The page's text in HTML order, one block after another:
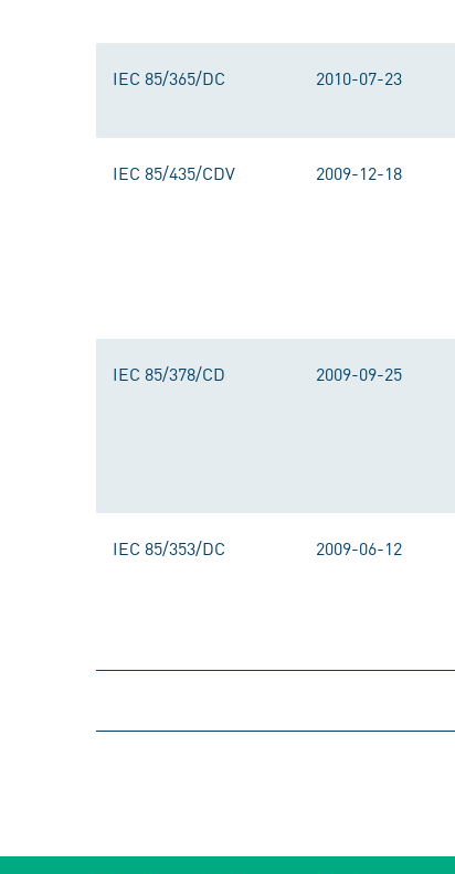
IEC 85/365/DC 2010-07-23
IEC 85/435/CDV 2009-12-18
IEC 85/378/CD 2009-09-25
IEC 85/353/DC 2009-06-12